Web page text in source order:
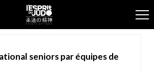
seniors par équipes de